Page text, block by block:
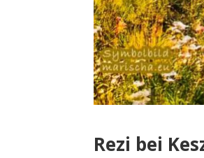
Rezi bei